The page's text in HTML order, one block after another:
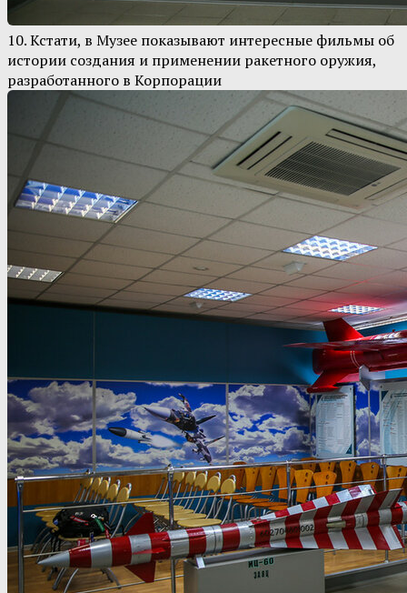
10. Кстати, в Музее показывают интересные фильмы об
истории создания и применении ракетного оружия,
разработанного в Корпорации